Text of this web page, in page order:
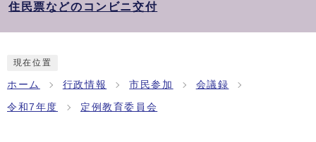
住民票などのコンビニ交付
現在位置
ホーム 行政情報 市民参加 会議録
令和7年度 定例教育委員会